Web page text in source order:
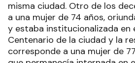
misma ciudad. Otro de los
a una mujer de 74 años,
y estaba institucionalizada en
Centenario de la ciudad y la
corresponde a una mujer de